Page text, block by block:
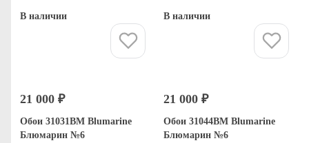
В наличии В наличии
21 000 ₽
Обои 31031BM Blumarine
Блюмарин №6
21 000 ₽
Обои 31044BM Blumarine
Блюмарин №6